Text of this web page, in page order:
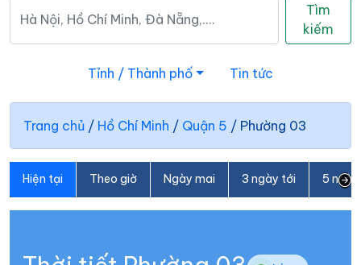
Tìm
kiếm
Tỉnh / Thành phố Tin tức
Trang chủ / Hồ Chí Minh / Quận 5 / Phường 03
Hiện tại Theo giờ Ngày mai 3 ngày tới 5